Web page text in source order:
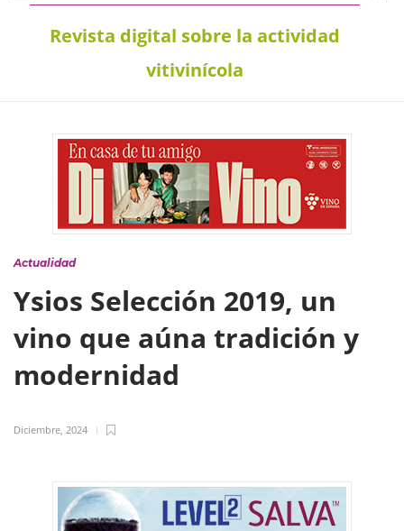
Revista digital sobre la actividad
vitivinícola
Actualidad
Ysios Selección 2019, un
vino que aúna tradición y
modernidad
Diciembre, 2024